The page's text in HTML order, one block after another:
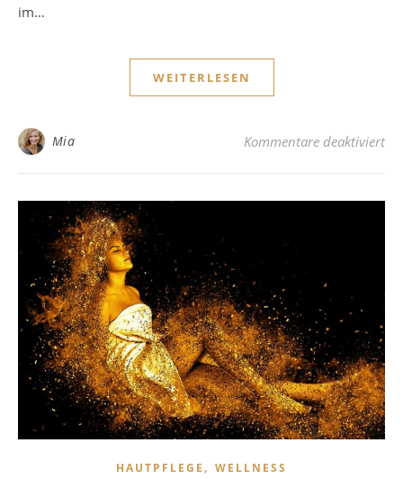
im…
WEITERLESEN
Mia Kommentare deaktiviert
HAUTPFLEGE , WELLNESS